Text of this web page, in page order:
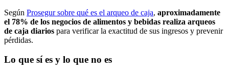
Según Prosegur sobre qué es el arqueo de caja, aproximadamente
el 78% de los negocios de alimentos y bebidas realiza arqueos
de caja diarios para verificar la exactitud de sus ingresos y prevenir
pérdidas.
Lo que sí es y lo que no es